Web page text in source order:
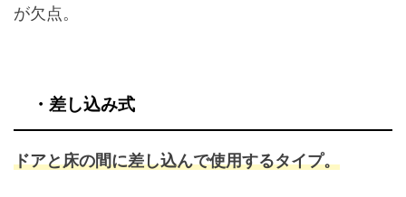
が欠点。
・ 差し込み式
ドアと床の間に差し込んで使用するタイプ。